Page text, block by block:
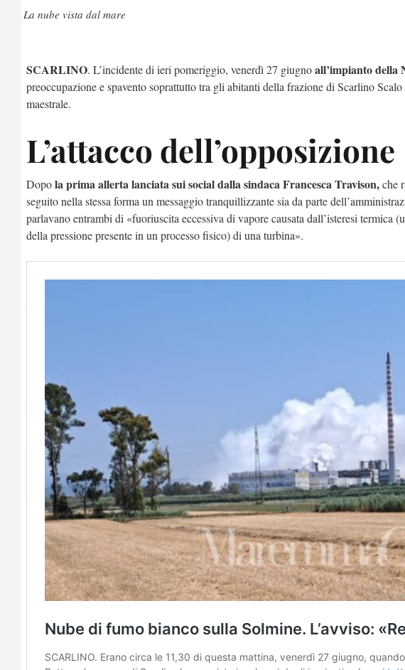
La nube vista dal mare
SCARLINO. L’incidente di ieri pomeriggio, venerdì 27 giugnoall’impianto della
preoccupazione e spavento soprattutto tra gli abitanti della frazione di Scarlino
maestrale.
L’attacco dell’opposizione
Dopola prima allerta lanciata sui social dalla sindaca Francesca Travison,che
seguito nella stessa forma un messaggio tranquillizzante sia da parte
parlavano entrambi di «fuoriuscita eccessiva di vapore causata dall’isteresi termica
della pressione presente in un processo fisico) di una turbina».